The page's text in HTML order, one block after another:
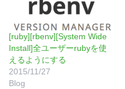
[ruby][rbenv][System Wide
Install]全ユーザーrubyを使
えるようにする
2015/11/27
Blog